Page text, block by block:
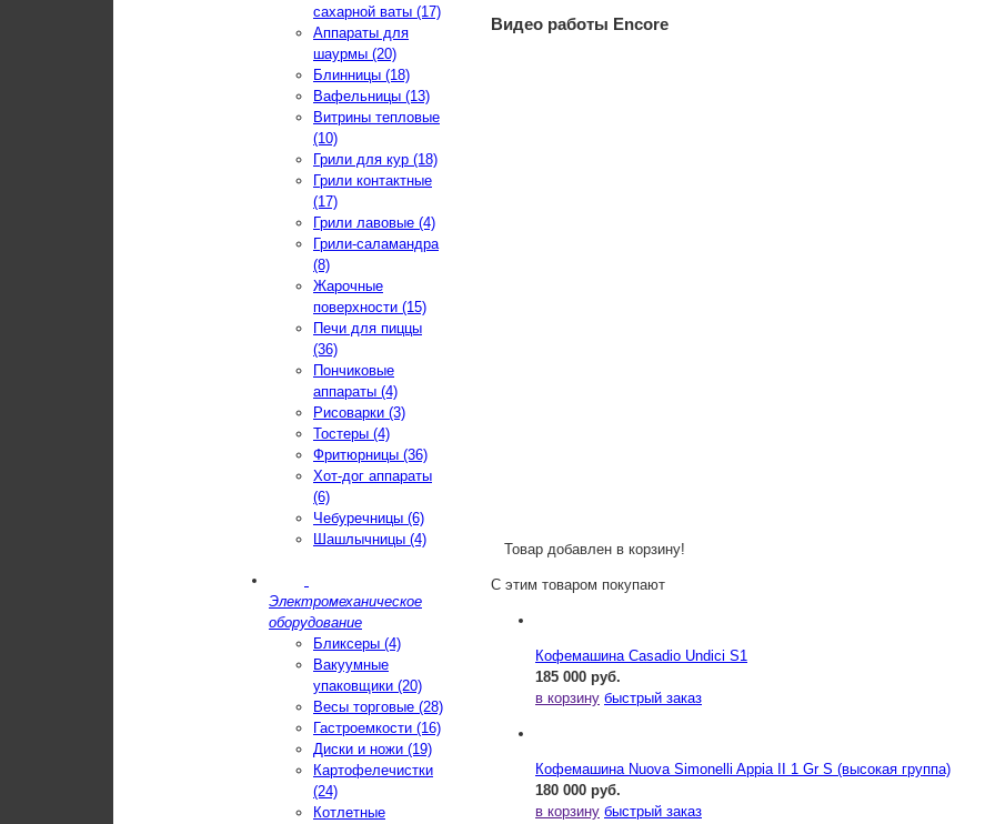
Видео работы Encore
Товар добавлен в корзину!
С этим товаром покупают
Кофемашина Casadio Undici S1
185 000 руб.
в корзину быстрый заказ
Кофемашина Nuova Simonelli Appia II 1 Gr S (высокая группа)
180 000 руб.
в корзину быстрый заказ
сахарной ваты (17)
Аппараты для
шаурмы (20)
Блинницы (18)
Вафельницы (13)
Витрины тепловые
(10)
Грили для кур (18)
Грили контактные
(17)
Грили лавовые (4)
Грили-саламандра
(8)
Жарочные
поверхности (15)
Печи для пиццы
(36)
Пончиковые
аппараты (4)
Рисоварки (3)
Тостеры (4)
Фритюрницы (36)
Хот-дог аппараты
(6)
Чебуречницы (6)
Шашлычницы (4)
Электромеханическое
оборудование
Бликсеры (4)
Вакуумные
упаковщики (20)
Весы торговые (28)
Гастроемкости (16)
Диски и ножи (19)
Картофелечистки
(24)
Котлетные